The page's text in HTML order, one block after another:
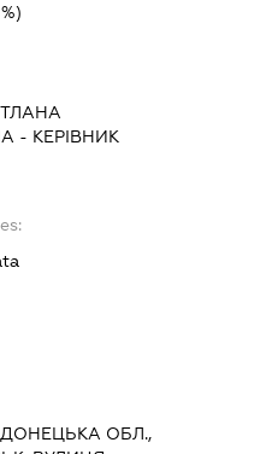
- КЕРІВНИК
ДОНЕЦЬКА ОБЛ.,